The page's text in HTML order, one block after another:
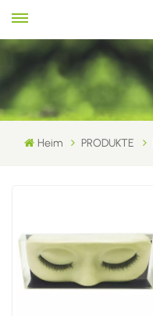
Heim PRODUKTE